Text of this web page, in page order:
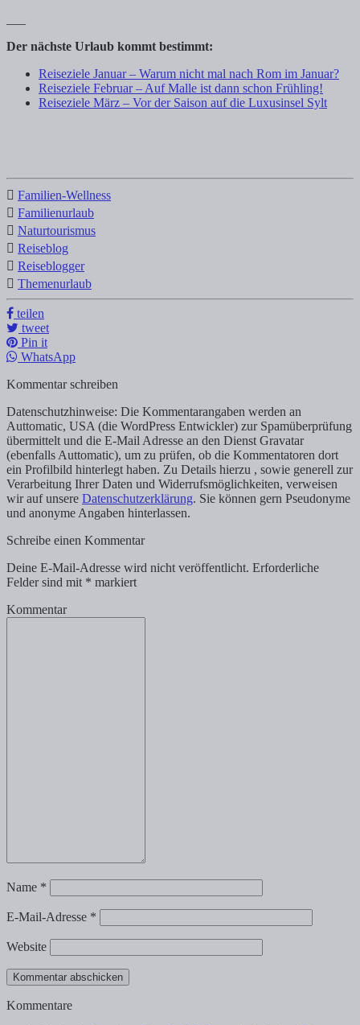
Der nächste Urlaub kommt bestimmt:
Reiseziele Januar – Warum nicht mal nach Rom im Januar?
Reiseziele Februar – Auf Malle ist dann schon Frühling!
Reiseziele März – Vor der Saison auf die Luxusinsel Sylt
Familien-Wellness
Familienurlaub
Naturtourismus
Reiseblog
Reiseblogger
Themenurlaub
teilen
tweet
Pin it
WhatsApp
Kommentar schreiben
Datenschutzhinweise: Die Kommentarangaben werden an
Auttomatic, USA (die WordPress Entwickler) zur Spamüberprüfung
übermittelt und die E-Mail Adresse an den Dienst Gravatar
(ebenfalls Auttomatic), um zu prüfen, ob die Kommentatoren dort
ein Profilbild hinterlegt haben. Zu Details hierzu , sowie generell zur
Verarbeitung Ihrer Daten und Widerrufsmöglichkeiten, verweisen
wir auf unsere Datenschutzerklärung. Sie können gern Pseudonyme
und anonyme Angaben hinterlassen.
Schreibe einen Kommentar
Deine E-Mail-Adresse wird nicht veröffentlicht. Erforderliche
Felder sind mit * markiert
Kommentar
Name *
E-Mail-Adresse *
Website
Kommentare